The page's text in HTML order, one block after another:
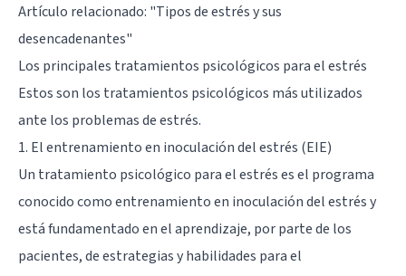
Artículo relacionado: "Tipos de estrés y sus
desencadenantes"
Los principales tratamientos psicológicos para el estrés
Estos son los tratamientos psicológicos más utilizados
ante los problemas de estrés.
1. El entrenamiento en inoculación del estrés (EIE)
Un tratamiento psicológico para el estrés es el programa
conocido como entrenamiento en inoculación del estrés y
está fundamentado en el aprendizaje, por parte de los
pacientes, de estrategias y habilidades para el